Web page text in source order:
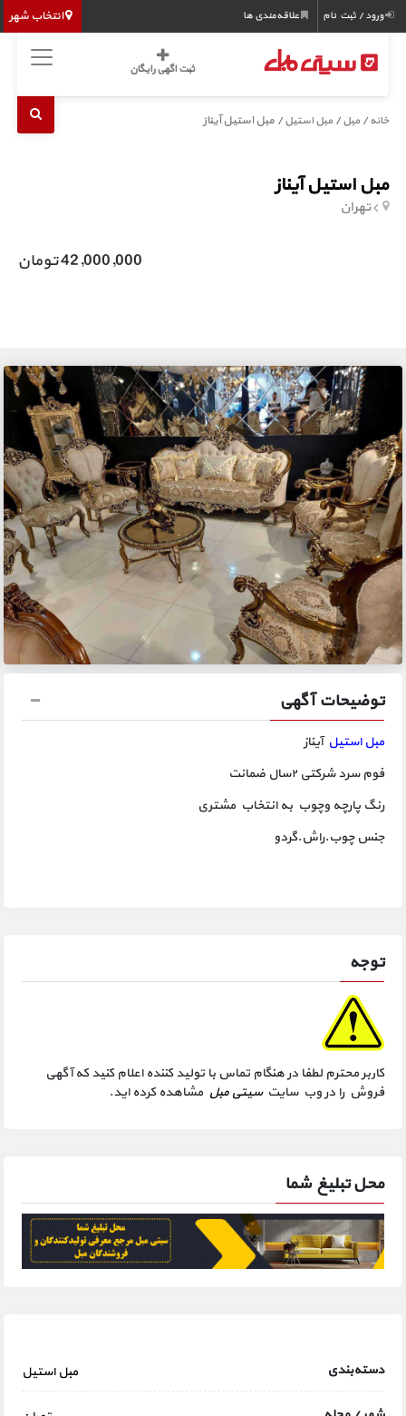
انتخاب شهر ورود / ثبت نام علاقه‌مندی ها
ثبت اگهی رایگان
خانه /مبل/مبل استیل/ مبل استیل آیناز
مبل استیل آیناز
تهران
42,000,000 تومان
توضیحات آگهی
مبل استیل آیناز
فوم سرد شرکتی ۲سال ضمانت
رنگ پارچه وچوب به انتخاب مشتری
جنس چوب.راش.گردو
توجه
کاربر محترم لطفا در هنگام تماس با تولید کننده اعلام کنید که آگهی
فروش را در وب سایتسیتی مبل مشاهده کرده اید.
محل تبلیغ شما
دسته‌بندی مبل استیل